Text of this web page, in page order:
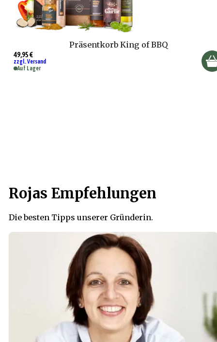
Präsentkorb King of BBQ
49,95 €
zzgl. Versand
Auf Lager
Rojas Empfehlungen
Die besten Tipps unserer Gründerin.